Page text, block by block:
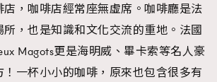
，咖啡店經常座無虛席。咖啡廳是法
所，也是知識和文化交流的重地。法國
Magots更是海明威、畢卡索等名人豪
一杯小小的咖啡，原來也包含很多有